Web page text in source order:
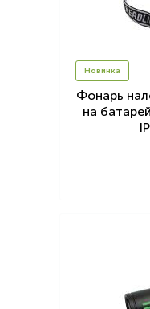
Новинка
Фонарь
на